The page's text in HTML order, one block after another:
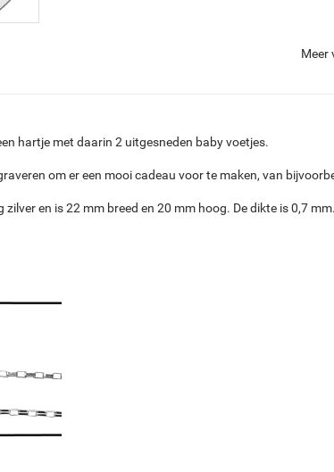
Meer
hartje met daarin 2 uitgesneden baby voetjes.
om er een mooi cadeau voor te maken, van
en is 22 mm breed en 20 mm hoog. De dikte is 0,7 mm.